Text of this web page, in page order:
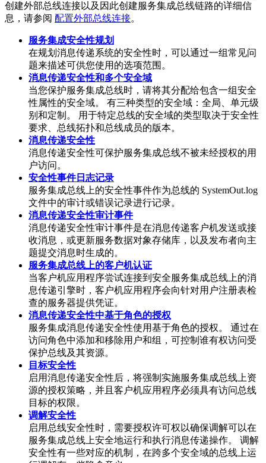
创建外部总线连接以及因此创建服务集成总线链路的详细信
息，请参阅 配置外部总线连接。
服务集成安全性规划
在规划消息传递系统的安全性时，可以通过一组常见问
题来描述可供您使用的选项范围。
消息传递安全性和多个安全域
当您保护服务集成总线时，请将其分配给包含一组安全
性属性的安全域。 有三种类型的安全域：全局、单元级
别和定制。 用于特定总线的安全域的类型取决于安全性
要求、总线拓扑和总线成员的版本。
消息传递安全性
消息传递安全性可保护服务集成总线不被未经授权的用
户访问。
安全性事件日志记录
服务集成总线上的安全性事件作为总线的 SystemOut.log
文件中的审计或错误记录进行记录。
消息传递安全性审计事件
消息传递安全性审计事件是在消息传递客户机发送或接
收消息，或更新服务数据对象存储库，以及发布者向主
题提交消息时生成的。
服务集成总线上的客户机认证
当客户机应用程序尝试连接到安全服务集成总线上的消
息传递引擎时，客户机应用程序会向针对用户注册表检
查的服务器提供凭证。
消息传递安全性中基于角色的授权
服务集成消息传递安全性使用基于角色的授权。 通过在
访问角色中添加和移除用户和组，可控制谁有权访问受
保护总线及其资源。
目标安全性
启用消息传递安全性后，将强制实施服务集成总线上资
源的授权策略，并且客户机应用程序必须具有访问总线
目标的权限。
调解安全性
启用总线安全性时，需要授权许可权以确保调解可以在
服务集成总线上安全地运行和执行消息传递操作。 调解
安全性有一些对应的机制，在跨多个安全域的总线上运